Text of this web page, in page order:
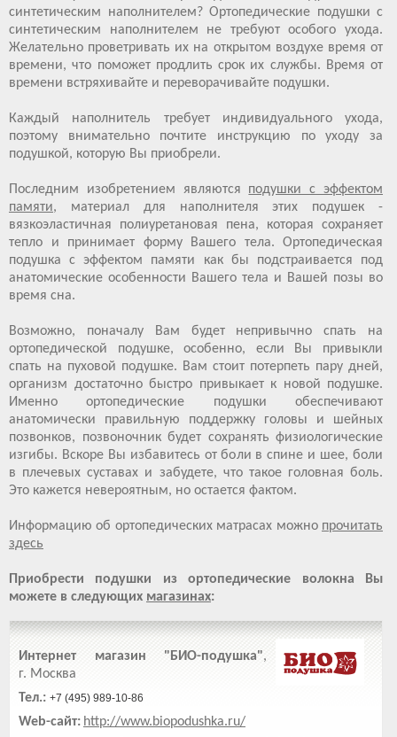
синтетическим наполнителем? Ортопедические подушки с
синтетическим наполнителем не требуют особого ухода.
Желательно проветривать их на открытом воздухе время от
времени, что поможет продлить срок их службы. Время от
времени встряхивайте и переворачивайте подушки.
Каждый наполнитель требует индивидуального ухода,
поэтому внимательно почтите инструкцию по уходу за
подушкой, которую Вы приобрели.
Последним изобретением являются подушки с эффектом
памяти, материал для наполнителя этих подушек -
вязкоэластичная полиуретановая пена, которая сохраняет
тепло и принимает форму Вашего тела. Ортопедическая
подушка с эффектом памяти как бы подстраивается под
анатомические особенности Вашего тела и Вашей позы во
время сна.
Возможно, поначалу Вам будет непривычно спать на
ортопедической подушке, особенно, если Вы привыкли
спать на пуховой подушке. Вам стоит потерпеть пару дней,
организм достаточно быстро привыкает к новой подушке.
Именно ортопедические подушки обеспечивают
анатомически правильную поддержку головы и шейных
позвонков, позвоночник будет сохранять физиологические
изгибы. Вскоре Вы избавитесь от боли в спине и шее, боли
в плечевых суставах и забудете, что такое головная боль.
Это кажется невероятным, но остается фактом.
Информацию об ортопедических матрасах можно прочитать
здесь
Приобрести подушки из ортопедические волокна Вы
можете в следующих магазинах:
Интернет магазин "БИО-подушка",
г. Москва
Тел.: +7 (495) 989-10-86
Web-сайт: http://www.biopodushka.ru/